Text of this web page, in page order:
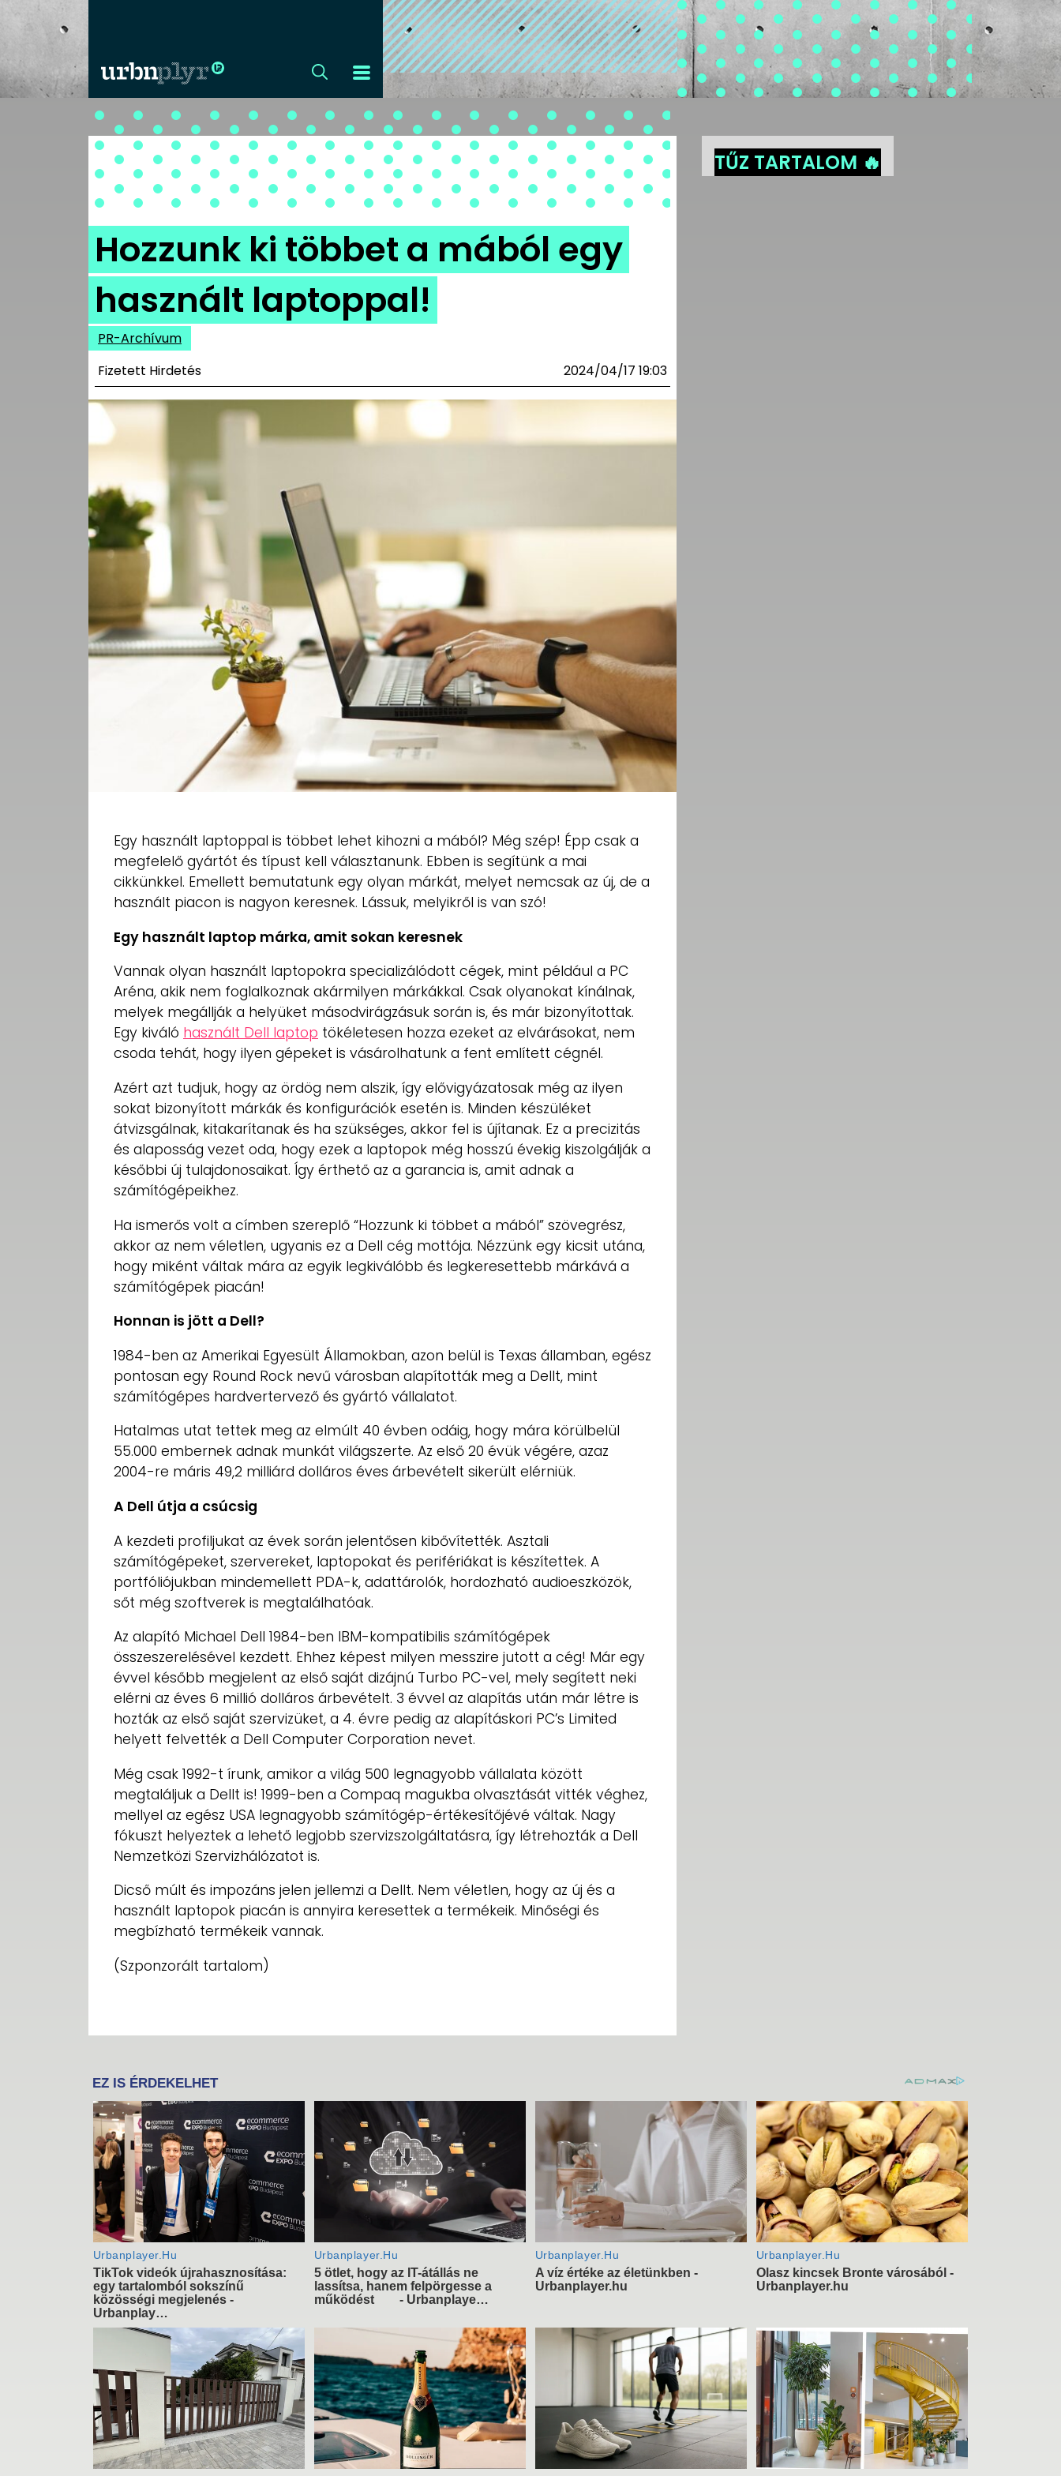
CÍMLAP
DIZÁJN
DIVAT
HIP
KULT
ZENE
MÉDIAAJÁNLAT
ADATKEZELÉSI
TÁJÉKOZTATÓ
Hozzunk ki többet a mából egy
használt laptoppal!
PR-Archívum
Fizetett Hirdetés
2024/04/17 19:03
Egy használt laptoppal is többet lehet kihozni a mából? Még szép! Épp csak a
megfelelő gyártót és típust kell választanunk. Ebben is segítünk a mai
cikkünkkel. Emellett bemutatunk egy olyan márkát, melyet nemcsak az új, de a
használt piacon is nagyon keresnek. Lássuk, melyikről is van szó!
Egy használt laptop márka, amit sokan keresnek
Vannak olyan használt laptopokra specializálódott cégek, mint például a PC
Aréna, akik nem foglalkoznak akármilyen márkákkal. Csak olyanokat kínálnak,
melyek megállják a helyüket másodvirágzásuk során is, és már bizonyítottak.
Egy kiváló használt Dell laptop tökéletesen hozza ezeket az elvárásokat, nem
csoda tehát, hogy ilyen gépeket is vásárolhatunk a fent említett cégnél.
Azért azt tudjuk, hogy az ördög nem alszik, így elővigyázatosak még az ilyen
sokat bizonyított márkák és konfigurációk esetén is. Minden készüléket
átvizsgálnak, kitakarítanak és ha szükséges, akkor fel is újítanak. Ez a precizitás
és alaposság vezet oda, hogy ezek a laptopok még hosszú évekig kiszolgálják a
későbbi új tulajdonosaikat. Így érthető az a garancia is, amit adnak a
számítógépeikhez.
Ha ismerős volt a címben szereplő “Hozzunk ki többet a mából” szövegrész,
akkor az nem véletlen, ugyanis ez a Dell cég mottója. Nézzünk egy kicsit utána,
hogy miként váltak mára az egyik legkiválóbb és legkeresettebb márkává a
számítógépek piacán!
Honnan is jött a Dell?
1984-ben az Amerikai Egyesült Államokban, azon belül is Texas államban, egész
pontosan egy Round Rock nevű városban alapították meg a Dellt, mint
számítógépes hardvertervező és gyártó vállalatot.
Hatalmas utat tettek meg az elmúlt 40 évben odáig, hogy mára körülbelül
55.000 embernek adnak munkát világszerte. Az első 20 évük végére, azaz
2004-re máris 49,2 milliárd dolláros éves árbevételt sikerült elérniük.
A Dell útja a csúcsig
A kezdeti profiljukat az évek során jelentősen kibővítették. Asztali
számítógépeket, szervereket, laptopokat és perifériákat is készítettek. A
portfóliójukban mindemellett PDA-k, adattárolók, hordozható audioeszközök,
sőt még szoftverek is megtalálhatóak.
Az alapító Michael Dell 1984-ben IBM-kompatibilis számítógépek
összeszerelésével kezdett. Ehhez képest milyen messzire jutott a cég! Már egy
évvel később megjelent az első saját dizájnú Turbo PC-vel, mely segített neki
elérni az éves 6 millió dolláros árbevételt. 3 évvel az alapítás után már létre is
hozták az első saját szervizüket, a 4. évre pedig az alapításkori PC’s Limited
helyett felvették a Dell Computer Corporation nevet.
Még csak 1992-t írunk, amikor a világ 500 legnagyobb vállalata között
megtaláljuk a Dellt is! 1999-ben a Compaq magukba olvasztását vitték véghez,
mellyel az egész USA legnagyobb számítógép-értékesítőjévé váltak. Nagy
fókuszt helyeztek a lehető legjobb szervizszolgáltatásra, így létrehozták a Dell
Nemzetközi Szervizhálózatot is.
Dicső múlt és impozáns jelen jellemzi a Dellt. Nem véletlen, hogy az új és a
használt laptopok piacán is annyira keresettek a termékeik. Minőségi és
megbízható termékeik vannak.
(Szponzorált tartalom)
TŰZ TARTALOM 🔥